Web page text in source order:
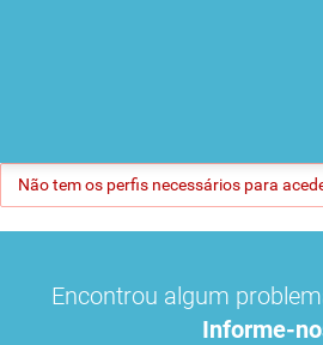
Não tem os perfis necessários para
Encontrou algum
Informe-